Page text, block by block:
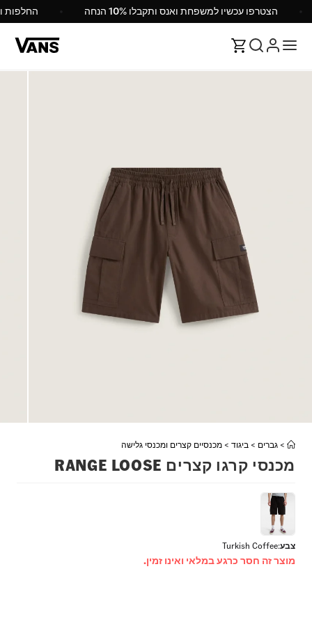
הצטרפו עכשיו למשפחת ואנס ותקבלו 10% הנחה
> גברים > ביגוד > מכנסיים קצרים ומכנסי גלישה
מכנסי קרגו קצרים RANGE LOOSE
צבע:
Turkish Coffee
מוצר זה חסר כרגע במלאי ואינו זמין.